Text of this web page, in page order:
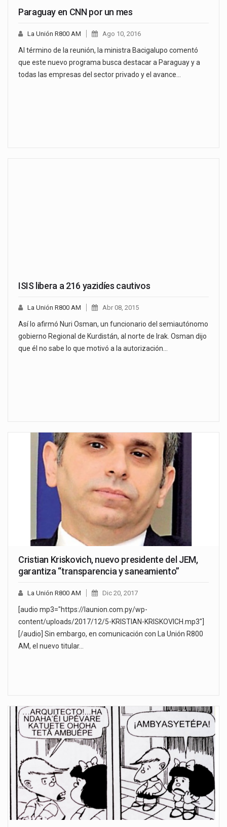
Paraguay en CNN por un mes
La Unión R800 AM Ago 10, 2016
Al término de la reunión, la ministra Bacigalupo comentó
que este nuevo programa busca destacar a Paraguay y a
todas las empresas del sector privado y el avance…
ISIS libera a 216 yazidíes cautivos
La Unión R800 AM Abr 08, 2015
Así lo afirmó Nuri Osman, un funcionario del semiautónomo
gobierno Regional de Kurdistán, al norte de Irak. Osman dijo
que él no sabe lo que motivó a la autorización…
Cristian Kriskovich, nuevo presidente del JEM,
garantiza “transparencia y saneamiento”
La Unión R800 AM Dic 20, 2017
[audio mp3="https://launion.com.py/wp-
content/uploads/2017/12/5-KRISTIAN-KRISKOVICH.mp3"]
[/audio] Sin embargo, en comunicación con La Unión R800
AM, el nuevo titular…